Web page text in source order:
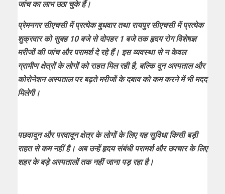
जांच का लाभ उठा चुके हैं।
प्रेमनगर सीएचसी में प्रत्येक बुधवार तथा रायपुर सीएचसी में प्रत्येक
शुक्रवार को सुबह 10 बजे से दोपहर 1 बजे तक हृदय रोग विशेषज्ञ
मरीजों की जांच और परामर्श दे रहे हैं। इस व्यवस्था से न केवल
ग्रामीण क्षेत्रों के लोगों को राहत मिल रही है, बल्कि दून अस्पताल और
कोरोनेशन अस्पताल पर बढ़ते मरीजों के दबाव को कम करने में भी मदद
मिलेगी।
पछवादून और परवादून क्षेत्र के लोगों के लिए यह सुविधा किसी बड़ी
राहत से कम नहीं है। अब उन्हें हृदय संबंधी परामर्श और उपचार के लिए
शहर के बड़े अस्पतालों तक नहीं जाना पड़ रहा है।